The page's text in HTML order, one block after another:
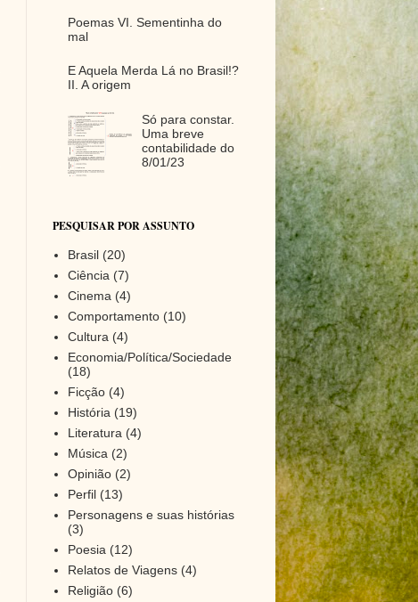
Poemas VI. Sementinha do
mal
E Aquela Merda Lá no Brasil!?
II. A origem
Só para constar.
Uma breve
contabilidade do
8/01/23
PESQUISAR POR ASSUNTO
Brasil (20)
Ciência (7)
Cinema (4)
Comportamento (10)
Cultura (4)
Economia/Política/Sociedade
(18)
Ficção (4)
História (19)
Literatura (4)
Música (2)
Opinião (2)
Perfil (13)
Personagens e suas histórias
(3)
Poesia (12)
Relatos de Viagens (4)
Religião (6)